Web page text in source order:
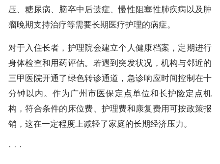
压、糖尿病、脑卒中后遗症、慢性阻塞性肺疾病以及肿
瘤晚期支持治疗等需要长期医疗护理的病症。
对于入住长者，护理院会建立个人健康档案，定期进行
身体检查和用药评估。若遇到突发状况，机构与邻近的
三甲医院开通了绿色转诊通道，急诊响应时间控制在十
分钟以内。作为广州市医保定点单位和长护险定点机
构，符合条件的床位费、护理费和康复费用可按政策报
销，这在一定程度上减轻了家庭的长期经济压力。
· · ·